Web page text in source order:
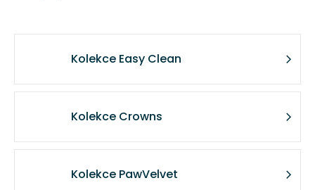
Kolekce Easy Clean
Kolekce Crowns
Kolekce PawVelvet
a
í
t